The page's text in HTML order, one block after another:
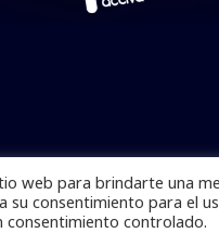
© 2025 Todos los
web para brindarte una
consentimiento para el
controlado.